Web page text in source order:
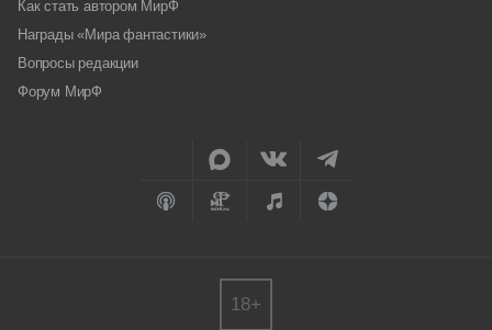
Как стать автором МирФ
Награды «Мира фантастики»
Вопросы редакции
Форум МирФ
18+